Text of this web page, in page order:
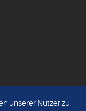
unserer Nutzer zu